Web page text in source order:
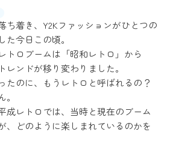
ち着き、Y2Kファッションがひとつの
た今日この頃。
トロブームは「昭和レトロ」から
レンドが移り変わりました。
たのに、もうレトロと呼ばれるの？
成レトロでは、当時と現在のブーム
、どのように楽しまれているのかを